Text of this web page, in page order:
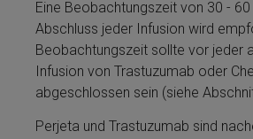
Eine Beobachtungszeit von 30 -
Abschluss jeder Infusion wird
Beobachtungszeit sollte vor jeder
Infusion von Tras­tu­zu­mab oder
abgeschlossen sein (siehe
Perjeta­ und Tras­tu­zu­mab sind